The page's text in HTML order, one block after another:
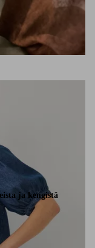
ja kengistä